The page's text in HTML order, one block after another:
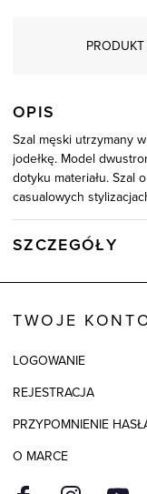
OPIS
Szal męski utrzymany
jodełkę. Model
dotyku materiału. Szal
casualowych
SZCZEGÓŁY
Skład tkaniny
Wymiary
TWOJE
LOGOWANIE
REJESTRACJA
PRZYPOMNIENIE
O MARCE